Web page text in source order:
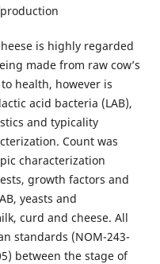
is highly regarded
made from raw cow’s
health, however is
acid bacteria (LAB),
and typicality
Count was
characterization
growth factors and
yeasts and
curd and cheese. All
standards (NOM-243-
between the stage of